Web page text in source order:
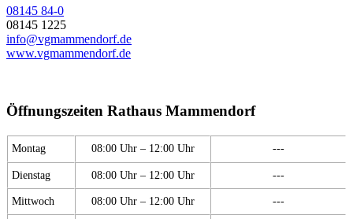
08145 84-0
08145 1225
info@vgmammendorf.de
www.vgmammendorf.de
Öffnungszeiten Rathaus Mammendorf
Montag 08:00 Uhr – 12:00 Uhr ---
Dienstag 08:00 Uhr – 12:00 Uhr ---
Mittwoch 08:00 Uhr – 12:00 Uhr ---